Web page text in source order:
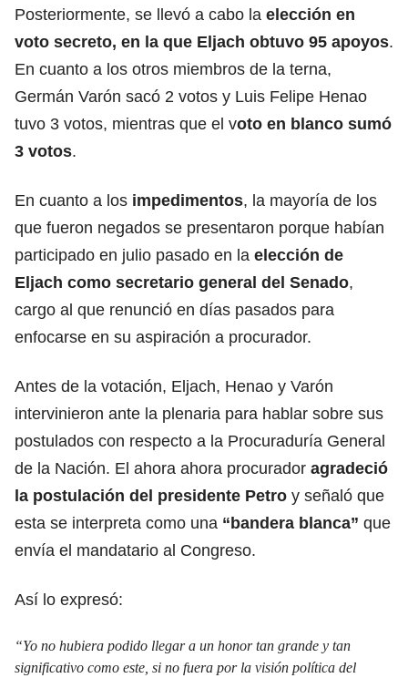
Posteriormente, se llevó a cabo la elección en
voto secreto, en la que Eljach obtuvo 95 apoyos.
En cuanto a los otros miembros de la terna,
Germán Varón sacó 2 votos y Luis Felipe Henao
tuvo 3 votos, mientras que el voto en blanco sumó
3 votos.
En cuanto a los impedimentos, la mayoría de los
que fueron negados se presentaron porque habían
participado en julio pasado en la elección de
Eljach como secretario general del Senado,
cargo al que renunció en días pasados para
enfocarse en su aspiración a procurador.
Antes de la votación, Eljach, Henao y Varón
intervinieron ante la plenaria para hablar sobre sus
postulados con respecto a la Procuraduría General
de la Nación. El ahora ahora procurador agradeció
la postulación del presidente Petro y señaló que
esta se interpreta como una “bandera blanca” que
envía el mandatario al Congreso.
Así lo expresó:
“Yo no hubiera podido llegar a un honor tan grande y tan
significativo como este, si no fuera por la visión política del